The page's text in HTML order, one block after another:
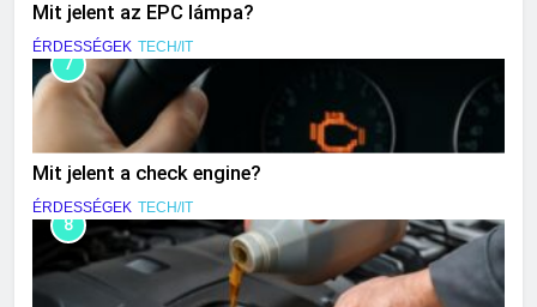
Mit jelent az EPC lámpa?
ÉRDESSÉGEK TECH/IT
7
Mit jelent a check engine?
ÉRDESSÉGEK TECH/IT
8